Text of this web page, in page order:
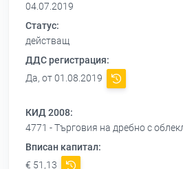
04.07.2019
Статус:
действащ
ДДС регистрация:
Да, от 01.08.2019
КИД 2008:
4771 - Търговия на дребно с
Вписан капитал:
€ 51,13